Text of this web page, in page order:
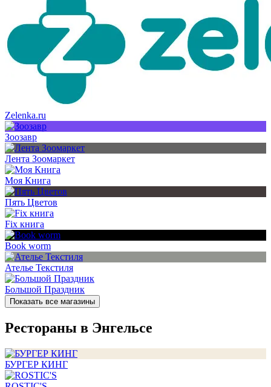
Zelenka.ru
Зоозавр
Лента Зоомаркет
Моя Книга
Пять Цветов
Fix книга
Book worm
Ателье Текстиля
Большой Праздник
Показать все магазины
Рестораны в Энгельсе
БУРГЕР КИНГ